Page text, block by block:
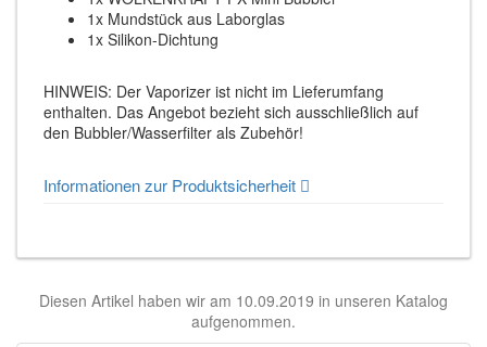
1x Mundstück aus Laborglas
1x Silikon-Dichtung
HINWEIS: Der Vaporizer ist nicht im Lieferumfang
enthalten. Das Angebot bezieht sich ausschließlich auf
den Bubbler/Wasserfilter als Zubehör!
Informationen zur Produktsicherheit
Diesen Artikel haben wir am 10.09.2019 in unseren Katalog
aufgenommen.